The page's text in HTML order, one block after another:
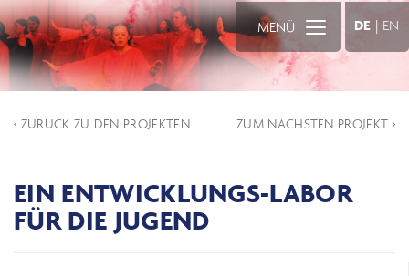
DE | EN
MENÜ
‹ ZURÜCK ZU DEN PROJEKTEN ZUM NÄCHSTEN PROJEKT ›
EIN ENTWICKLUNGS-LABOR
FÜR DIE JUGEND